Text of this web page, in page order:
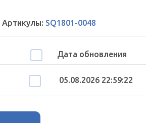
Артикулы: SQ1801-0048
Дата обновления
05.08.2026 22:59:22